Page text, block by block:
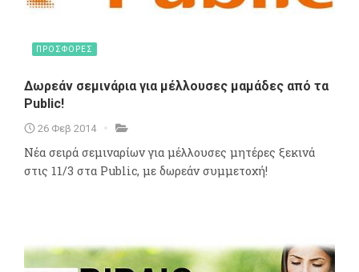
ΠΡΟΣΦΟΡΕΣ
Δωρεάν σεμινάρια για μέλλουσες μαμάδες από τα
Public!
26 Φεβ 2014
Νέα σειρά σεμιναρίων για μέλλουσες μητέρες ξεκινά
στις 11/3 στα Public, με δωρεάν συμμετοχή!